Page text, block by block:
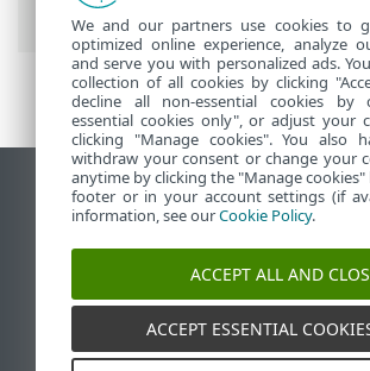
tjänster ej tillgängliga
Visa skrivbords-webbplats
End of Life
ESET kunskapsbas
ESET Status Portal
Regional support
We and our partners use cookies to
optimized online experience, analyze
and serve you with personalized ads.
collection of all cookies by clicking
decline all non-essential cookies by
essential cookies only", or adjust your
clicking "Manage cookies". You also
withdraw your consent or change your
anytime by clicking the "Manage
footer or in your account settings (if
information, see ourCookie Policy.
ACCEPT ALL AND
ACCEPT ESSENTIAL